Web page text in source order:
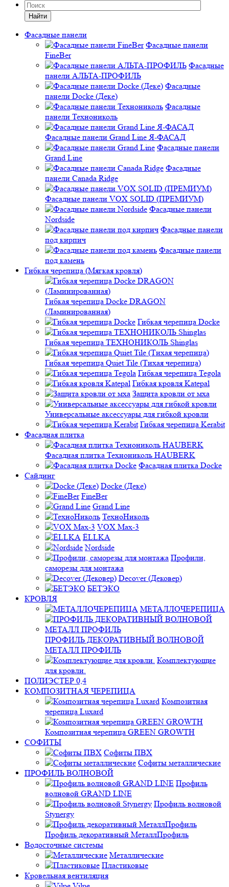
Найти
Фасадные панели
Фасадные панели
FineBer
Фасадные
панели АЛЬТА-ПРОФИЛЬ
Фасадные
панели Docke (Деке)
Фасадные
панели Технониколь
Фасадные панели Grand Line Я-ФАСАД
Фасадные панели
Grand Line
Фасадные
панели Canada Ridge
Фасадные панели VOX SOLID (ПРЕМИУМ)
Фасадные панели
Nordside
Фасадные панели
под кирпич
Фасадные панели
под камень
Гибкая черепица (Мягкая кровля)
Гибкая черепица Docke DRAGON
(Ламинированная)
Гибкая черепица Docke
Гибкая черепица ТЕХНОНИКОЛЬ Shinglas
Гибкая черепица Quiet Tile (Тихая черепица)
Гибкая черепица Tegola
Гибкая кровля Katepal
Защита кровли от мха
Универсальные аксессуары для гибкой кровли
Гибкая черепица Kerabit
Фасадная плитка
Фасадная плитка Технониколь HAUBERK
Фасадная плитка Docke
Сайдинг
Docke (Деке)
FineBer
Grand Line
ТехноНиколь
VOX Max-3
ЁLLKA
Nordside
Профили,
саморезы для монтажа
Decover (Дековер)
БЕТЭКО
КРОВЛЯ
МЕТАЛЛОЧЕРЕПИЦА
ПРОФИЛЬ ДЕКОРАТИВНЫЙ ВОЛНОВОЙ
МЕТАЛЛ ПРОФИЛЬ
Комплектующие
для кровли.
ПОЛИЭСТЕР 0,4
КОМПОЗИТНАЯ ЧЕРЕПИЦА
Композитная
черепица Luxard
Композитная черепица GREEN GROWTH
СОФИТЫ
Софиты ПВХ
Софиты металлические
ПРОФИЛЬ ВОЛНОВОЙ
Профиль
волновой GRAND LINE
Профиль волновой
Stynergy
Профиль декоративный МеталлПрофиль
Водосточные системы
Металлические
Пластиковые
Кровельная вентиляция